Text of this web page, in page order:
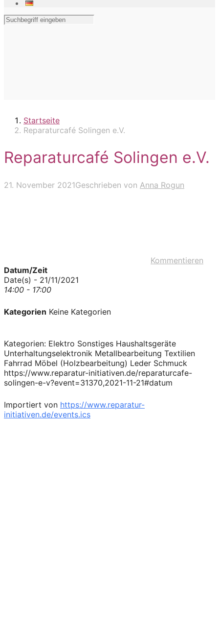
Startseite
Reparaturcafé Solingen e.V.
Reparaturcafé Solingen e.V.
21. November 2021Geschrieben von Anna Rogun
Kommentieren
Datum/Zeit
Date(s) - 21/11/2021
14:00 - 17:00
Kategorien Keine Kategorien
Kategorien: Elektro Sonstiges Haushaltsgeräte
Unterhaltungselektronik Metallbearbeitung Textilien
Fahrrad Möbel (Holzbearbeitung) Leder Schmuck
https://www.reparatur-initiativen.de/reparaturcafe-
solingen-e-v?event=31370,2021-11-21#datum
Importiert von https://www.reparatur-
initiativen.de/events.ics